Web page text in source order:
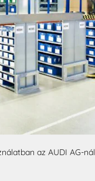
az AUDI AG-nál